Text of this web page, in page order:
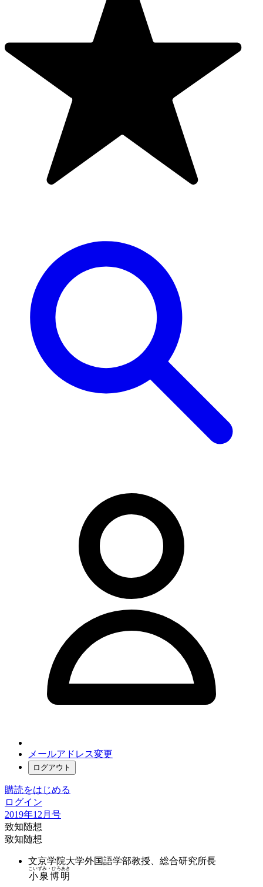
メールアドレス変更
ログアウト
購読をはじめる
ログイン
2019年12月号
致知随想
致知随想
文京学院大学外国語学部教授、総合研究所長
小泉博明
こいずみ・ひろあき